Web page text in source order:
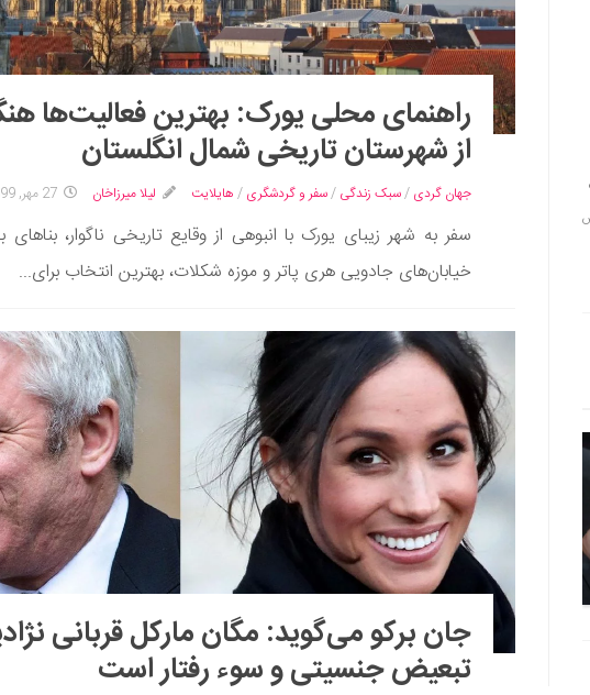
راهنمای محلی یورک: بهترین فعالیت‌ها
از شهرستان تاریخی شمال انگلستان
جهان گردی /سبک زندگی /سفر و گردشگری / هایلایت لیلا میرزاخان 27 مهر, 1399
سفر به شهر زیبای یورک با انبوهی از وقایع تاریخی ناگوار، بناهای
خیابان‌های جادویی هری پاتر و موزه شکلات، بهترین انتخاب برای...
جان برکو می‌گوید: مگان مارکل قربانی
تبعیض جنسیتی و سوء رفتار است